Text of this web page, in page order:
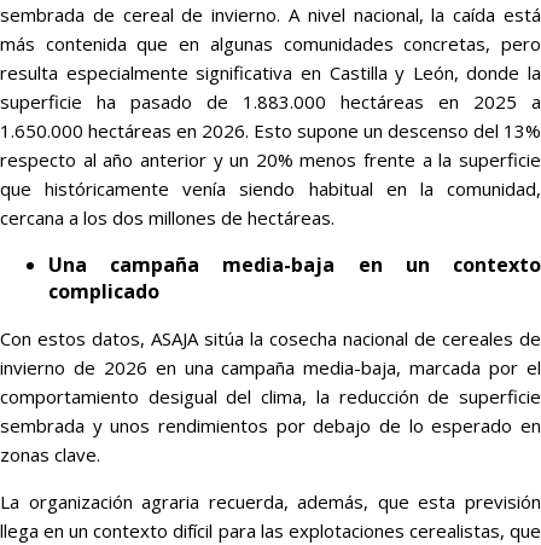
sembrada de cereal de invierno. A nivel nacional, la caída está
más contenida que en algunas comunidades concretas, pero
resulta especialmente significativa en Castilla y León, donde la
superficie ha pasado de 1.883.000 hectáreas en 2025 a
1.650.000 hectáreas en 2026. Esto supone un descenso del 13%
respecto al año anterior y un 20% menos frente a la superficie
que históricamente venía siendo habitual en la comunidad,
cercana a los dos millones de hectáreas.
Una campaña media-baja en un contexto
complicado
Con estos datos, ASAJA sitúa la cosecha nacional de cereales de
invierno de 2026 en una campaña media-baja, marcada por el
comportamiento desigual del clima, la reducción de superficie
sembrada y unos rendimientos por debajo de lo esperado en
zonas clave.
La organización agraria recuerda, además, que esta previsión
llega en un contexto difícil para las explotaciones cerealistas, que